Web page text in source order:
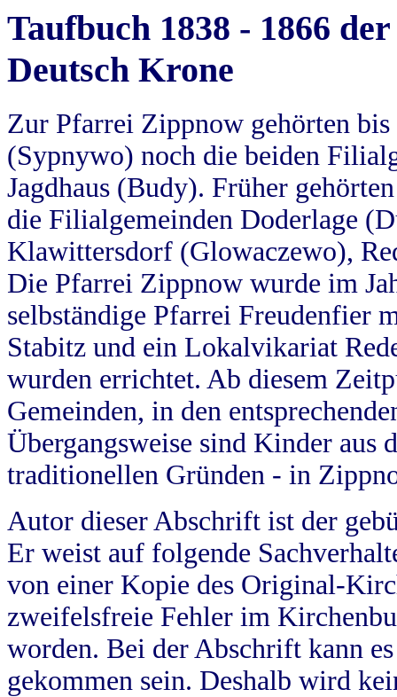
Taufbuch 1838 - 1866
Deutsch Krone
Zur Pfarrei Zippnow gehörten
(Sypnywo) noch die beiden
Jagdhaus (Budy). Früher
die Filialgemeinden Doderlage
Klawittersdorf (Glowaczewo),
Die Pfarrei Zippnow wurde im
selbständige Pfarrei Freudenfier
Stabitz und ein Lokalvikariat
wurden errichtet. Ab diesem
Gemeinden, in den
Übergangsweise sind Kinder aus
traditionellen Gründen - in
Autor dieser Abschrift ist der
Er weist auf folgende
von einer Kopie des Original-
zweifelsfreie Fehler im
worden. Bei der Abschrift kann
gekommen sein. Deshalb wird